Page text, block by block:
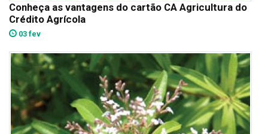
Conheça as vantagens do cartão CA Agricultura do
Crédito Agrícola
03 fev